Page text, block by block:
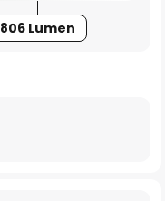
806 Lumen